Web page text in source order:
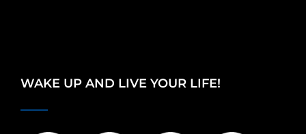
WAKE UP AND LIVE YOUR LIFE!